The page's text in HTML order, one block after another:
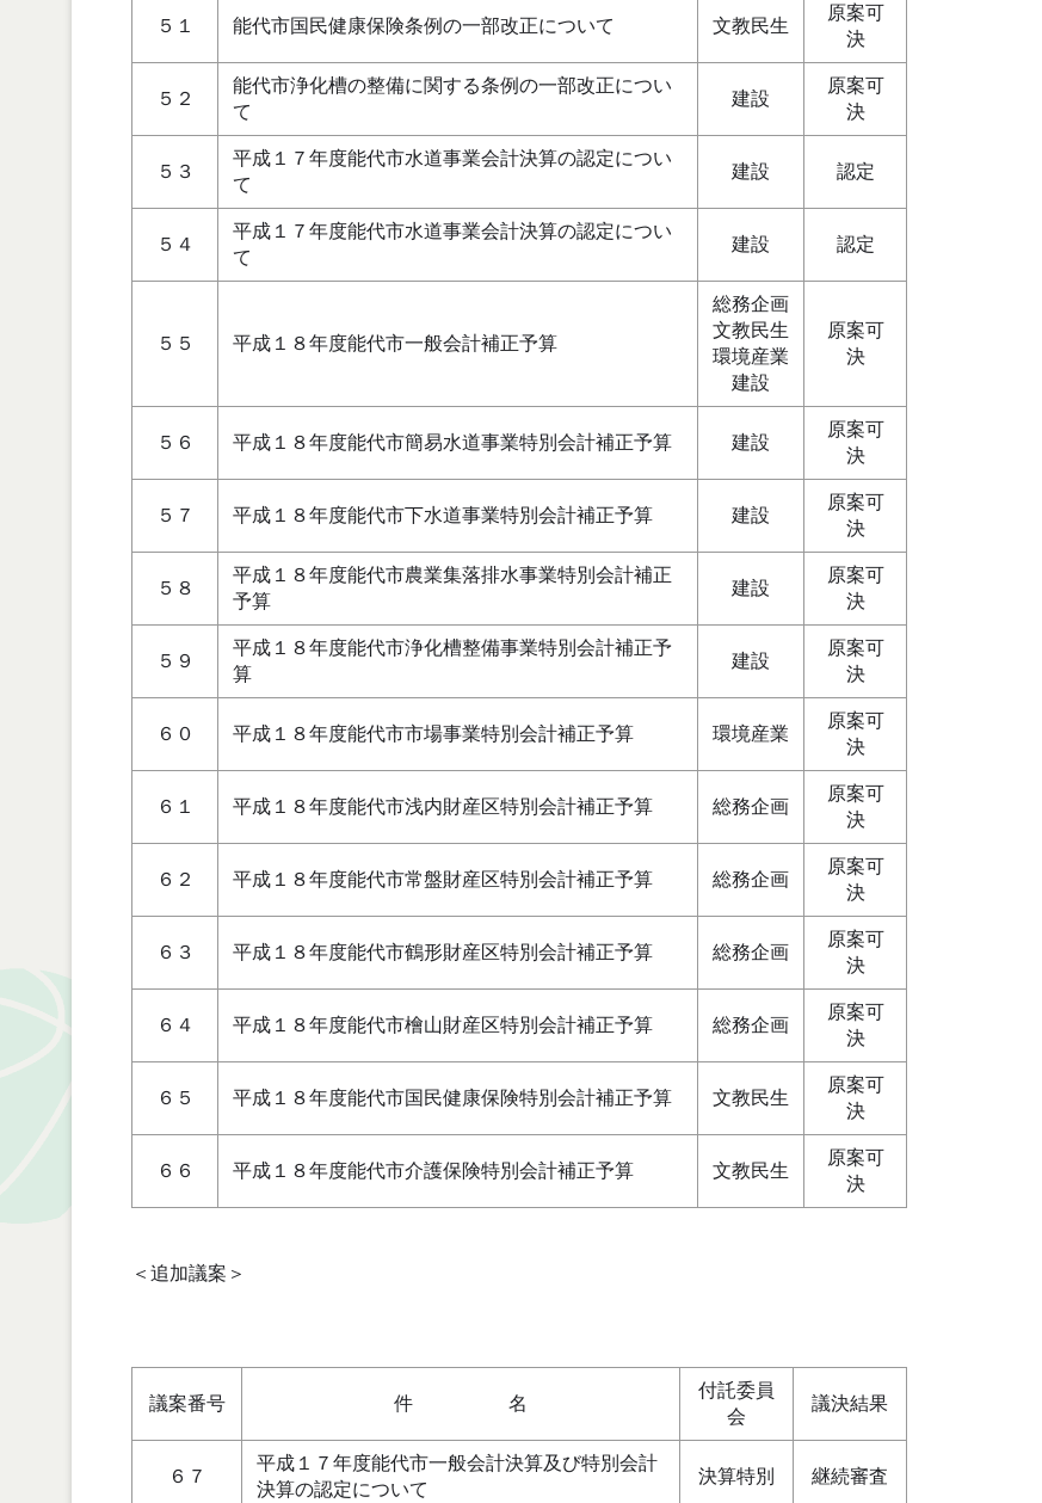
５１ 能代市国民健康保険条例の一部改正について 文教民生
原案可
決
５２
能代市浄化槽の整備に関する条例の一部改正につい
て
建設
原案可
決
５３
平成１７年度能代市水道事業会計決算の認定につい
て
建設 認定
５４
平成１７年度能代市水道事業会計決算の認定につい
て
建設 認定
５５ 平成１８年度能代市一般会計補正予算
総務企画
文教民生
環境産業
建設
原案可
決
５６ 平成１８年度能代市簡易水道事業特別会計補正予算 建設
原案可
決
５７ 平成１８年度能代市下水道事業特別会計補正予算 建設
原案可
決
５８
平成１８年度能代市農業集落排水事業特別会計補正
予算
建設
原案可
決
５９
平成１８年度能代市浄化槽整備事業特別会計補正予
算
建設
原案可
決
６０ 平成１８年度能代市市場事業特別会計補正予算 環境産業
原案可
決
６１ 平成１８年度能代市浅内財産区特別会計補正予算 総務企画
原案可
決
６２ 平成１８年度能代市常盤財産区特別会計補正予算 総務企画
原案可
決
６３ 平成１８年度能代市鶴形財産区特別会計補正予算 総務企画
原案可
決
６４ 平成１８年度能代市檜山財産区特別会計補正予算 総務企画
原案可
決
６５ 平成１８年度能代市国民健康保険特別会計補正予算 文教民生
原案可
決
６６ 平成１８年度能代市介護保険特別会計補正予算 文教民生
原案可
決
＜追加議案＞
議案番号 件 名
付託委員
会
議決結果
６７
平成１７年度能代市一般会計決算及び特別会計
決算の認定について
決算特別 継続審査